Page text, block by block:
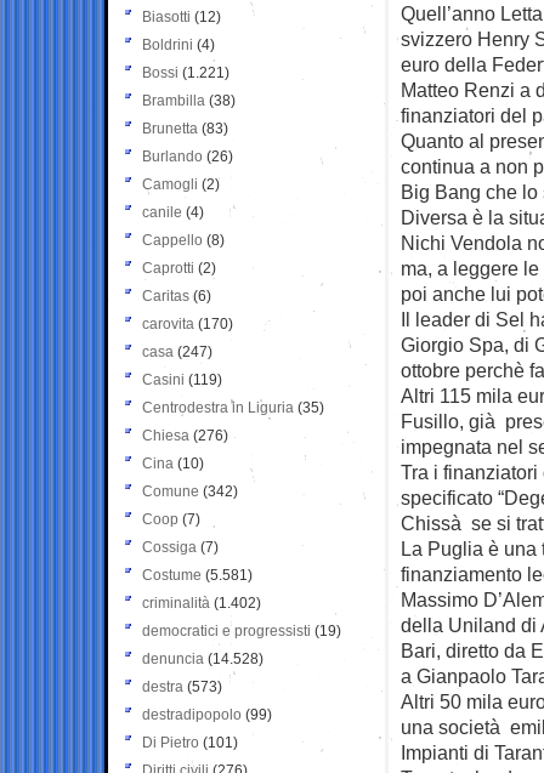
Quell’anno
svizzero Henry
euro della
Matteo Renzi a
finanziatori del
Quanto al
continua a non
Big Bang che lo
Diversa è la
Nichi Vendola
ma, a leggere
poi anche lui
Il leader di Sel
Giorgio Spa, di
ottobre perchè
Altri 115 mila
Fusillo, già
impegnata nel
Tra i
specificato
Chissà se si
La Puglia è una
finanziamento
Massimo
della Uniland di
Bari, diretto da
a Gianpaolo
Altri 50 mila
una società
Impianti di
Biasotti (12)
Boldrini (4)
Bossi (1.221)
Brambilla (38)
Brunetta (83)
Burlando (26)
Camogli (2)
canile (4)
Cappello (8)
Caprotti (2)
Caritas (6)
carovita (170)
casa (247)
Casini (119)
Centrodestra in Liguria (35)
Chiesa (276)
Cina (10)
Comune (342)
Coop (7)
Cossiga (7)
Costume (5.581)
criminalità (1.402)
democratici e progressisti (19)
denuncia (14.528)
destra (573)
destradipopolo (99)
Di Pietro (101)